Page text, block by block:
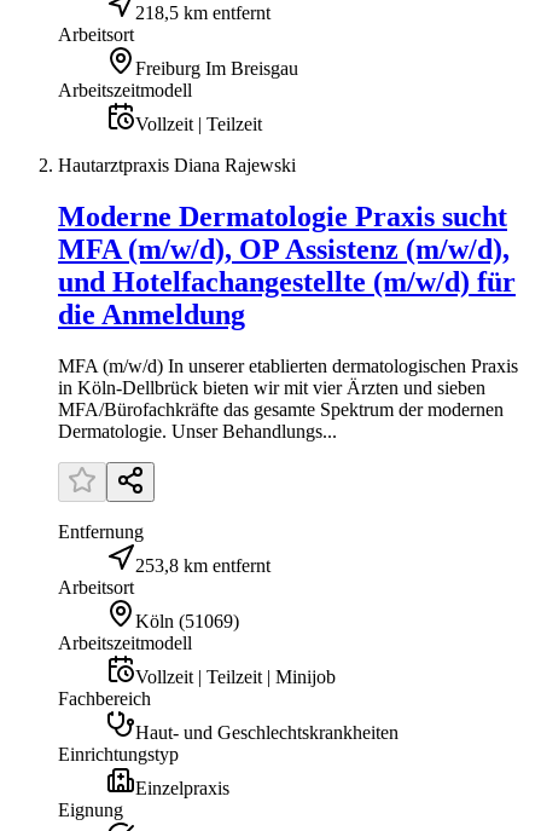
218,5 km entfernt
Arbeitsort
Freiburg Im Breisgau
Arbeitszeitmodell
Vollzeit | Teilzeit
Hautarztpraxis Diana Rajewski
Moderne Dermatologie Praxis sucht
MFA (m/w/d), OP Assistenz (m/w/d),
und Hotelfachangestellte (m/w/d) für
die Anmeldung
MFA (m/w/d) In unserer etablierten dermatologischen Praxis
in Köln-Dellbrück bieten wir mit vier Ärzten und sieben
MFA/Bürofachkräfte das gesamte Spektrum der modernen
Dermatologie. Unser Behandlungs...
Entfernung
253,8 km entfernt
Arbeitsort
Köln (51069)
Arbeitszeitmodell
Vollzeit | Teilzeit | Minijob
Fachbereich
Haut- und Geschlechtskrankheiten
Einrichtungstyp
Einzelpraxis
Eignung